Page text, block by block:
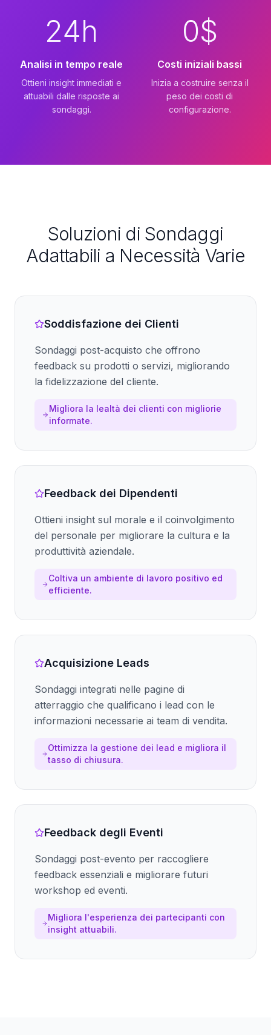
24h
Analisi in tempo reale
Ottieni insight immediati e
attuabili dalle risposte ai
sondaggi.
0$
Costi iniziali bassi
Inizia a costruire senza il
peso dei costi di
configurazione.
Soluzioni di Sondaggi
Adattabili a Necessità Varie
Soddisfazione dei Clienti
Sondaggi post-acquisto che offrono
feedback su prodotti o servizi, migliorando
la fidelizzazione del cliente.
Migliora la lealtà dei clienti con migliorie
informate.
Feedback dei Dipendenti
Ottieni insight sul morale e il coinvolgimento
del personale per migliorare la cultura e la
produttività aziendale.
Coltiva un ambiente di lavoro positivo ed
efficiente.
Acquisizione Leads
Sondaggi integrati nelle pagine di
atterraggio che qualificano i lead con le
informazioni necessarie ai team di vendita.
Ottimizza la gestione dei lead e migliora il
tasso di chiusura.
Feedback degli Eventi
Sondaggi post-evento per raccogliere
feedback essenziali e migliorare futuri
workshop ed eventi.
Migliora l'esperienza dei partecipanti con
insight attuabili.